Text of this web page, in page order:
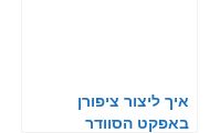
איך ליצור ציפורן
באפקט הסוודר